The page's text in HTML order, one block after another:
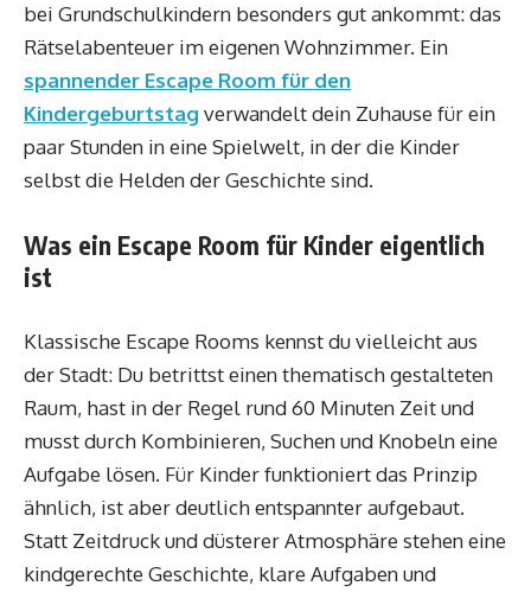
bei Grundschulkindern besonders gut ankommt: das
Rätselabenteuer im eigenen Wohnzimmer. Ein
spannender Escape Room für den
Kindergeburtstag verwandelt dein Zuhause für ein
paar Stunden in eine Spielwelt, in der die Kinder
selbst die Helden der Geschichte sind.
Was ein Escape Room für Kinder eigentlich
ist
Klassische Escape Rooms kennst du vielleicht aus
der Stadt: Du betrittst einen thematisch gestalteten
Raum, hast in der Regel rund 60 Minuten Zeit und
musst durch Kombinieren, Suchen und Knobeln eine
Aufgabe lösen. Für Kinder funktioniert das Prinzip
ähnlich, ist aber deutlich entspannter aufgebaut.
Statt Zeitdruck und düsterer Atmosphäre stehen eine
kindgerechte Geschichte, klare Aufgaben und